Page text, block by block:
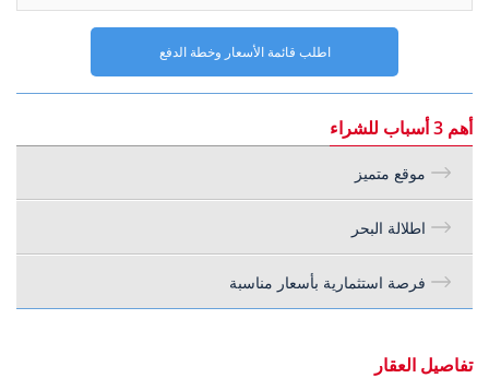
اطلب قائمة الأسعار وخطة الدفع
أهم 3 أسباب للشراء
موقع متميز
اطلالة البحر
فرصة استثمارية بأسعار مناسبة
تفاصيل العقار